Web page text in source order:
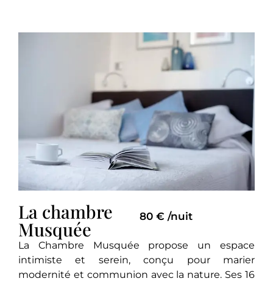
La chambre
Musquée
80 € /nuit
La Chambre Musquée propose un espace
intimiste et serein, conçu pour marier
modernité et communion avec la nature. Ses 16